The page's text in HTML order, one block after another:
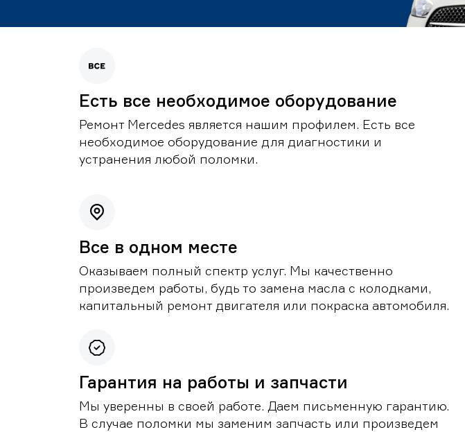
Есть все необходимое оборудование
Ремонт Mercedes является нашим профилем. Есть все
необходимое оборудование для диагностики и
устранения любой поломки.
Все в одном месте
Оказываем полный спектр услуг. Мы качественно
произведем работы, будь то замена масла с колодками,
капитальный ремонт двигателя или покраска автомобиля.
Гарантия на работы и запчасти
Мы уверенны в своей работе. Даем письменную гарантию.
В случае поломки мы заменим запчасть или произведем